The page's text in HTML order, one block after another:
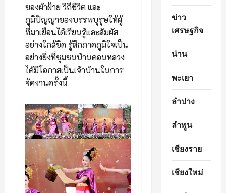
ของผ้าฝ้าย วิถีชีวิต และ
ภูมิปัญญาของบรรพบุรุษให้ผู้
ที่มาเยือนได้เรียนรู้และสัมผัส
อย่างใกล้ชิด รู้สึกภาคภูมิใจเป็น
อย่างยิ่งที่ชุมชนบ้านดอนหลวง
ได้มีโอกาสเป็นเจ้าบ้านในการ
จัดงานครั้งนี้
ข่าว
เศรษฐกิจ
น่าน
พะเยา
ลำปาง
ลำพูน
เชียงราย
เชียงใหม่